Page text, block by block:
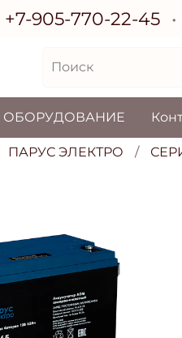
+7-905-770-22-45
ОБОРУДОВАНИЕ
ПАРУС ЭЛЕКТРО